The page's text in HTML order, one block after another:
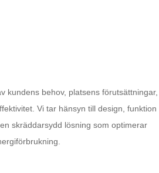
kundens behov, platsens förutsättningar,
Vi tar hänsyn till design, funktion
skräddarsydd lösning som optimerar